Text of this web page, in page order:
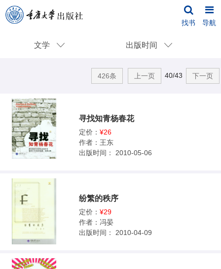
找书 导航
文学 出版时间
426条 上一页 40/43 下一页
寻找知青杨春花
定价： ¥26
作者： 王东
出版时间：
2010-05-06
纷繁的秩序
定价： ¥29
作者： 冯晏
出版时间：
2010-04-09